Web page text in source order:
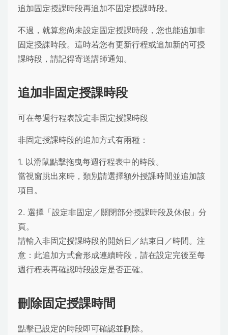
追加固定授課時段再追加不固定授課時段。
不過，就算您尚未設定固定授課時段，您也能追加非
固定授課時段。這時若您有更新行程或追加新的可授
課時段，請記得寄送講師通知。
追加非固定授課時段
可在每週行程表設定非固定授課時段
非固定授課時段的追加方式有兩種：
1. 以滑鼠點擊拖曳每週行程表中的時段。
當視窗跳出來時，類別請選擇額外授課時間並追加該
項目。
2. 選擇「設定非固定／關閉部分授課時段及休假」分
頁。
請輸入非固定授課時段的開始日／結束日／時間。注
意：此追加方式會形成連續時段，請在設定完後至每
週行程表再確認時段設定是否正確。
刪除固定授課時間
點擊已設定的時段即可確認並刪除。